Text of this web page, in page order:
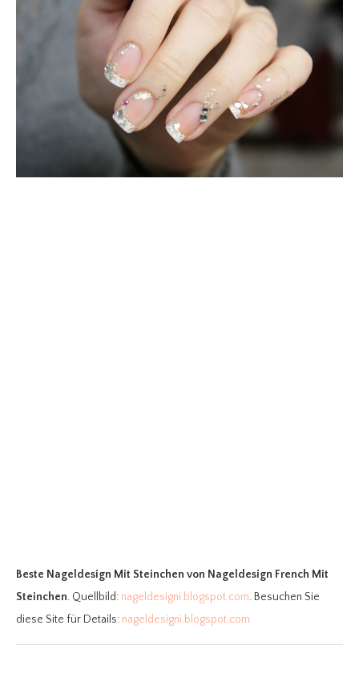
Beste Nageldesign Mit Steinchen von Nageldesign French Mit
Steinchen. Quellbild: nageldesigni.blogspot.com. Besuchen Sie
diese Site für Details: nageldesigni.blogspot.com